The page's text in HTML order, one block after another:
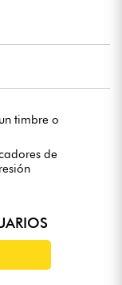
timbre o
de